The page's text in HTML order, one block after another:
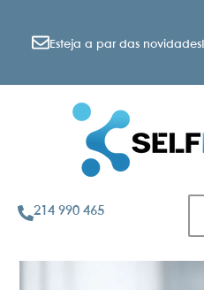
Esteja a par das novidades!
214 990 465